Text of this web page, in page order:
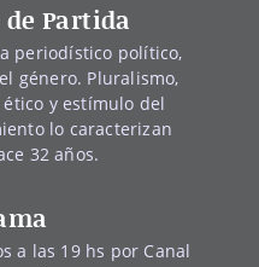
Partida
periodístico político,
género. Pluralismo,
y estímulo del
lo caracterizan
32 años.
a las 19 hs por Canal